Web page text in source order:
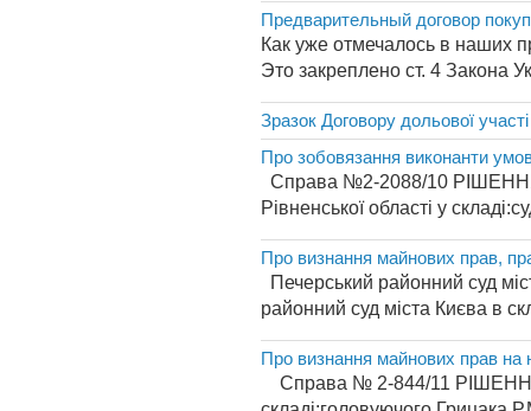
Предварительный договор
Как уже отмечалось в наших
Это закреплено ст. 4 Закона
Зразок Договору дольової
Про зобовязання виконанти
Справа №2-2088/10 РІШЕННЯі
Рівненської області у
Про визнання майнових прав,
Печерський районний суд
районний суд міста Києва в
Про визнання майнових прав на
Справа № 2-844/11 РІШЕННЯ